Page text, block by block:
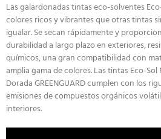
Las galardonadas tintas eco-solventes
colores ricos y vibrantes que otras tintas
igualar. Se secan rápidamente y
durabilidad a largo plazo en exteriores,
químicos, una gran compatibilidad con
amplia gama de colores. Las tintas Eco-
Dorada GREENGUARD cumplen con los
emisiones de compuestos orgánicos
interiores.